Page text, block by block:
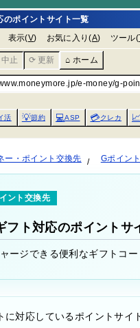
のポイントサイト一覧
表示(V) お気に入り(A) ツール(
止 ⟳ 更新 ⌂ ホーム
e-money/g-
活 💡節約 💻ASP 💳クレカ
ー・ポイント交換先 Gポイン
ント交換先
フト対応のポイントサ
ージできる便利なギフトコー
に対応しているポイントサ